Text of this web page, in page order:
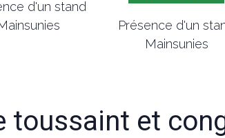
d'un stand
Présence d'un
Mainsunies
toussaint et